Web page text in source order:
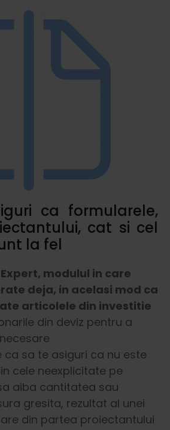
ca formularele,
cat si cel
la fel
Expert, modulul in care
deja, in acelasi mod ca
articolele din investitie
din deviz pentru a
ca sa te asiguri ca nu este
cele neexplicitate pe
aiba cantitatea sau
gresita, rezultat al unei
din partea proiectantului